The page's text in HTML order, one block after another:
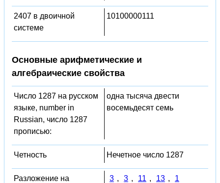
2407 в двоичной
системе
10100000111
Основные арифметические и
алгебраические свойства
Число 1287 на русском
языке, number in
Russian, число 1287
прописью:
одна тысяча двести
восемьдесят семь
Четность Нечетное число 1287
Разложение на
3 , 3 , 11 , 13 , 1